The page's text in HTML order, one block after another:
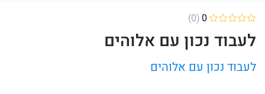
(0) 0
לעבוד נכון עם אלוהים
לעבוד נכון עם אלוהים